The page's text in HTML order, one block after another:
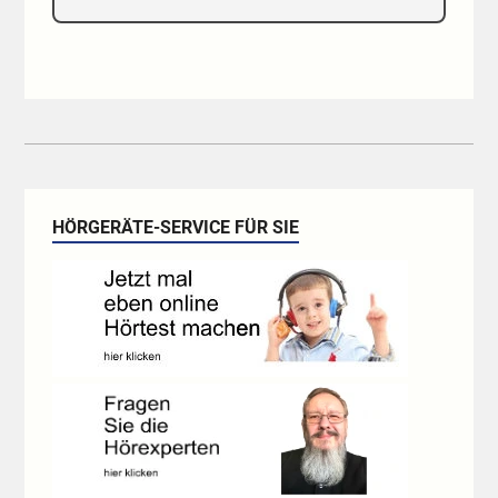
HÖRGERÄTE-SERVICE FÜR SIE